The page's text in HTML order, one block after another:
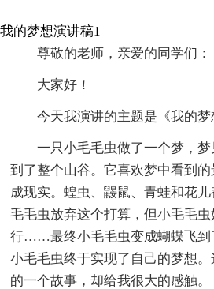
我的梦想演讲稿1
尊敬的老师，亲爱的同学们：
大家好！
今天我演讲的主题是《我的梦
一只小毛毛虫做了一个梦，
到了整个山谷。它喜欢梦中看到
成现实。蝗虫、鼹鼠、青蛙和花
毛毛虫放弃这个打算，但小毛毛
行……最终小毛毛虫变成蝴蝶飞到
小毛毛虫终于实现了自己的梦想
的一个故事，却给我很大的感触。